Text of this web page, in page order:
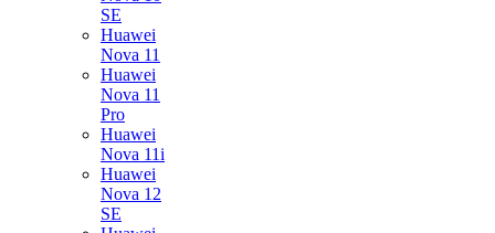
SE
Huawei
Nova 11
Huawei
Nova 11
Pro
Huawei
Nova 11i
Huawei
Nova 12
SE